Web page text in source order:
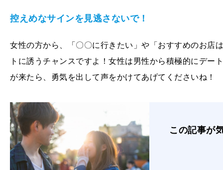
控えめなサインを見逃さないで！
女性の方から、「〇〇に行きたい」や「おすすめのお店
トに誘うチャンスですよ！女性は男性から積極的にデー
が来たら、勇気を出して声をかけてあげてくださいね！
この記事が